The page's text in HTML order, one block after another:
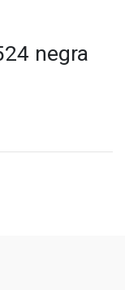
negra